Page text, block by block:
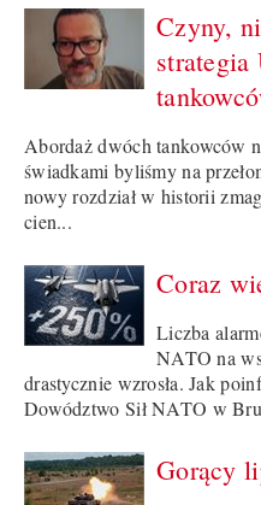
Czyny,
Abordaż dwóch tankowców
świadkami byliśmy na
nowy rozdział w historii
cien...
Coraz
Liczba
NATO na
drastycznie wzrosła. Jak
Dowództwo Sił NATO w
Gorący